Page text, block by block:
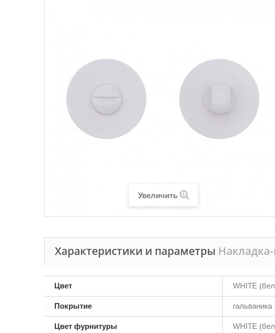
Увеличить
Характеристики и параметры
Цвет WHITE
Покрытие гальваника
Цвет фурнитуры WHITE